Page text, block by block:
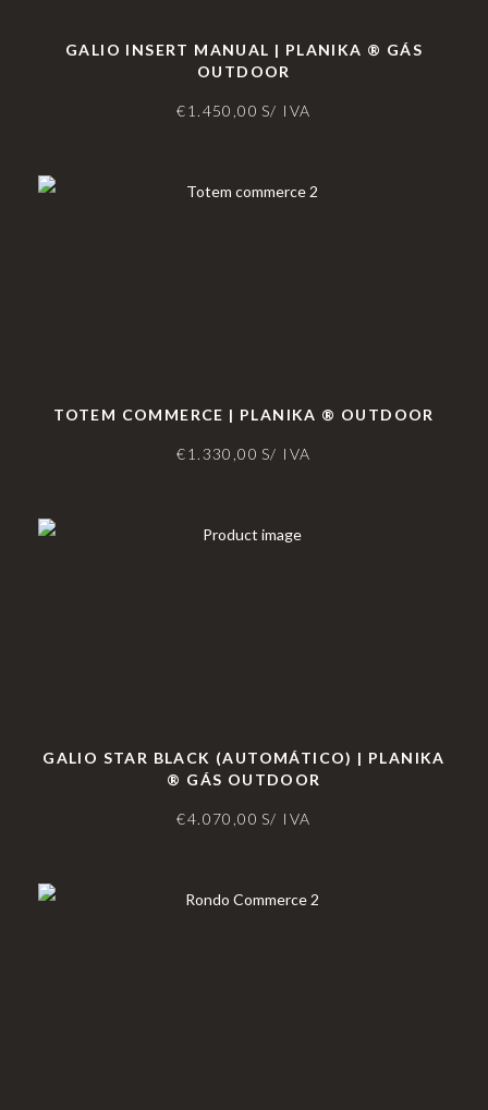
GALIO INSERT MANUAL | PLANIKA ® GÁS
OUTDOOR
€1.450,00 S/ IVA
TOTEM COMMERCE | PLANIKA ® OUTDOOR
€1.330,00 S/ IVA
GALIO STAR BLACK (AUTOMÁTICO) | PLANIKA
® GÁS OUTDOOR
€4.070,00 S/ IVA